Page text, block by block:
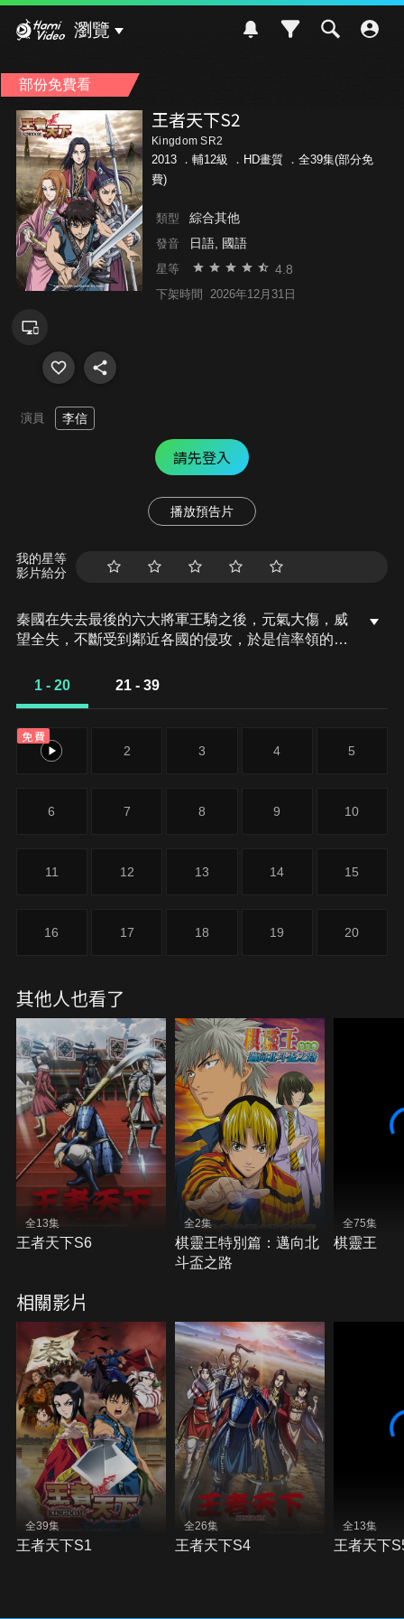
瀏覽
部份免費看
王者天下S2
Kingdom SR2
2013 ． 輔12級
．HD畫質 ．全39集(部分免
費)
類型 綜合其他
發音 日語, 國語
星等 4.8
下架時間 2026年12月31日
演員 李信
請先登入
播放預告片
我的星等
影片給分
秦國在失去最後的六大將軍王騎之後，元氣大傷，威
望全失，不斷受到鄰近各國的侵攻，於是信率領的飛
而比起外患，內憂呂不韋更是讓秦王嬴政煩惱不已的
1 - 20 21 - 39
免費
1 2 3 4 5
6 7 8 9 10
11 12 13 14 15
16 17 18 19 20
其他人也看了
全13集
王者天下S6
全2集
棋靈王特別篇：邁向北
斗盃之路
全75集
棋靈王
相關影片
全39集
王者天下S1
全26集
王者天下S4
全13集
王者天下